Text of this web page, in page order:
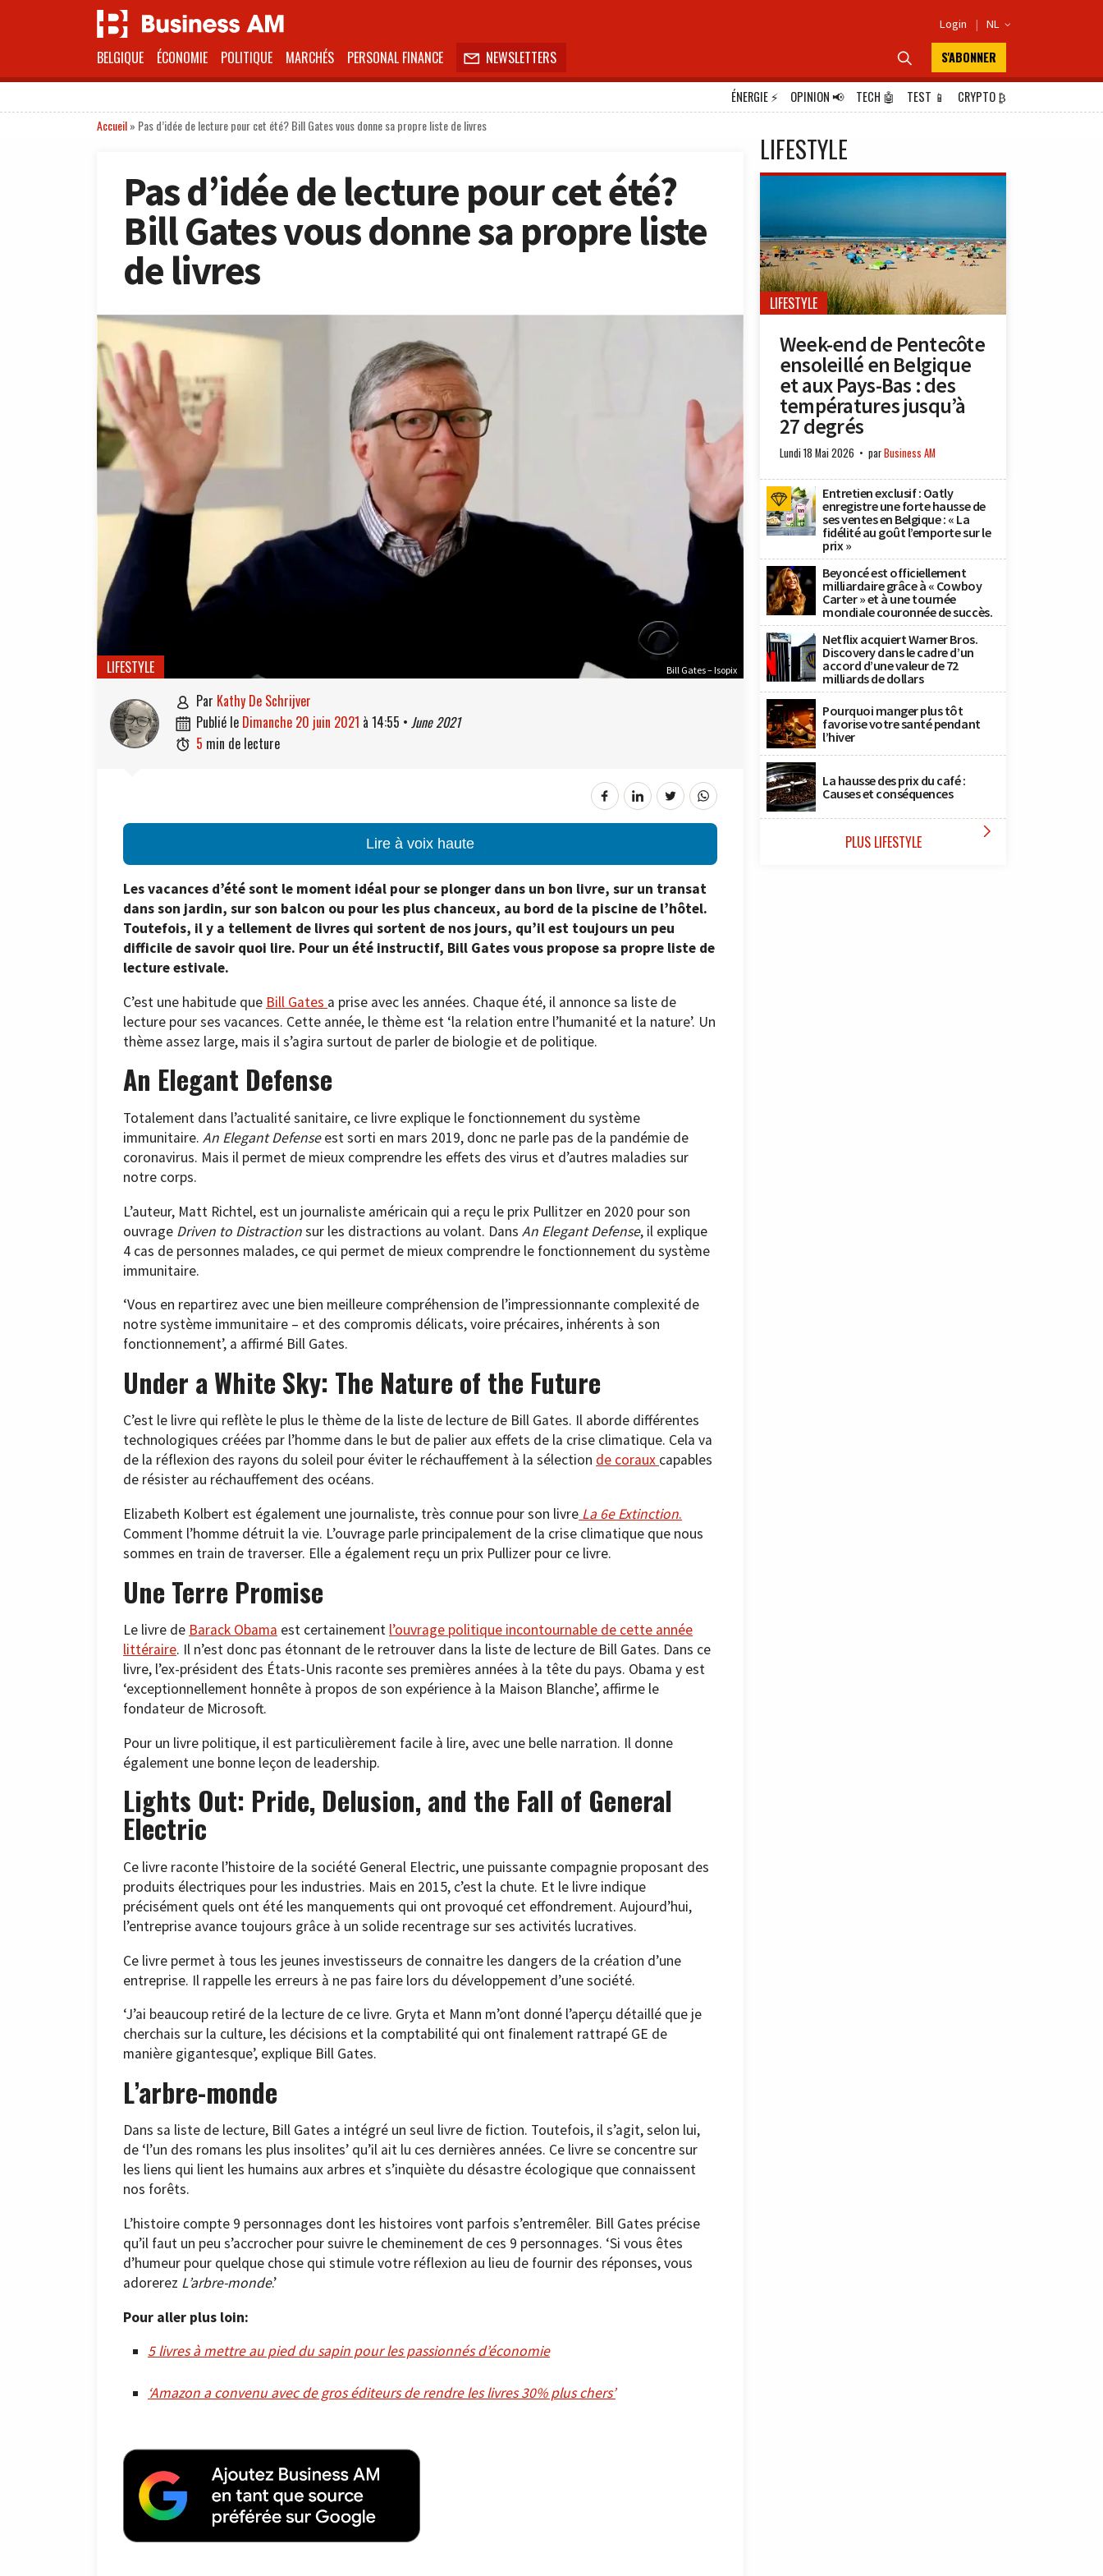
Login | NL 
BELGIQUE ÉCONOMIE POLITIQUE MARCHÉS PERSONAL FINANCE  NEWSLETTERS  S'ABONNER
ÉNERGIE⚡ OPINION📢 TECH 🤖 TEST 📱 CRYPTO₿
Accueil» Pas d’idée de lecture pour cet été? Bill Gates vous donne sa propre liste de livres
Pas d’idée de lecture pour cet été?
Bill Gates vous donne sa propre liste
de livres
Bill Gates – Isopix
LIFESTYLE
 par Kathy De Schrijver
 publié le dimanche 20 juin 2021 à 14:55 • June 2021
 5 min de lecture
Lire à voix haute
Les vacances d’été sont le moment idéal pour se plonger dans un bon livre, sur un transat
dans son jardin, sur son balcon ou pour les plus chanceux, au bord de la piscine de l’hôtel.
Toutefois, il y a tellement de livres qui sortent de nos jours, qu’il est toujours un peu
difficile de savoir quoi lire. Pour un été instructif, Bill Gates vous propose sa propre liste de
lecture estivale.
C’est une habitude que Bill Gates a prise avec les années. Chaque été, il annonce sa liste de
lecture pour ses vacances. Cette année, le thème est ‘la relation entre l’humanité et la nature’. Un
thème assez large, mais il s’agira surtout de parler de biologie et de politique.
An Elegant Defense
Totalement dans l’actualité sanitaire, ce livre explique le fonctionnement du système
immunitaire. An Elegant Defenseest sorti en mars 2019, donc ne parle pas de la pandémie de
coronavirus. Mais il permet de mieux comprendre les effets des virus et d’autres maladies sur
notre corps.
L’auteur, Matt Richtel, est un journaliste américain qui a reçu le prix Pullitzer en 2020 pour son
ouvrage Driven to Distractionsur les distractions au volant. Dans An Elegant Defense, il explique
4 cas de personnes malades, ce qui permet de mieux comprendre le fonctionnement du système
immunitaire.
‘Vous en repartirez avec une bien meilleure compréhension de l’impressionnante complexité de
notre système immunitaire – et des compromis délicats, voire précaires, inhérents à son
fonctionnement’, a affirmé Bill Gates.
Under a White Sky: The Nature of the Future
C’est le livre qui reflète le plus le thème de la liste de lecture de Bill Gates. Il aborde différentes
technologiques créées par l’homme dans le but de palier aux effets de la crise climatique. Cela va
de la réflexion des rayons du soleil pour éviter le réchauffement à la sélection de coraux capables
de résister au réchauffement des océans.
Elizabeth Kolbert est également une journaliste, très connue pour son livre La 6e Extinction.
Comment l’homme détruit la vie. L’ouvrage parle principalement de la crise climatique que nous
sommes en train de traverser. Elle a également reçu un prix Pullizer pour ce livre.
Une Terre Promise
Le livre de Barack Obama est certainement l’ouvrage politique incontournable de cette année
littéraire. Il n’est donc pas étonnant de le retrouver dans la liste de lecture de Bill Gates. Dans ce
livre, l’ex-président des États-Unis raconte ses premières années à la tête du pays. Obama y est
‘exceptionnellement honnête à propos de son expérience à la Maison Blanche’, affirme le
fondateur de Microsoft.
Pour un livre politique, il est particulièrement facile à lire, avec une belle narration. Il donne
également une bonne leçon de leadership.
Lights Out: Pride, Delusion, and the Fall of General
Electric
Ce livre raconte l’histoire de la société General Electric, une puissante compagnie proposant des
produits électriques pour les industries. Mais en 2015, c’est la chute. Et le livre indique
précisément quels ont été les manquements qui ont provoqué cet effondrement. Aujourd’hui,
l’entreprise avance toujours grâce à un solide recentrage sur ses activités lucratives.
Ce livre permet à tous les jeunes investisseurs de connaitre les dangers de la création d’une
entreprise. Il rappelle les erreurs à ne pas faire lors du développement d’une société.
‘J’ai beaucoup retiré de la lecture de ce livre. Gryta et Mann m’ont donné l’aperçu détaillé que je
cherchais sur la culture, les décisions et la comptabilité qui ont finalement rattrapé GE de
manière gigantesque’, explique Bill Gates.
L’arbre-monde
Dans sa liste de lecture, Bill Gates a intégré un seul livre de fiction. Toutefois, il s’agit, selon lui,
de ‘l’un des romans les plus insolites’ qu’il ait lu ces dernières années. Ce livre se concentre sur
les liens qui lient les humains aux arbres et s’inquiète du désastre écologique que connaissent
nos forêts.
L’histoire compte 9 personnages dont les histoires vont parfois s’entremêler. Bill Gates précise
qu’il faut un peu s’accrocher pour suivre le cheminement de ces 9 personnages. ‘Si vous êtes
d’humeur pour quelque chose qui stimule votre réflexion au lieu de fournir des réponses, vous
adorerez L’arbre-monde.’
Pour aller plus loin:
5 livres à mettre au pied du sapin pour les passionnés d’économie
‘Amazon a convenu avec de gros éditeurs de rendre les livres 30% plus chers’
LIFESTYLE
LIFESTYLE
Week-end de Pentecôte
ensoleillé en Belgique
et aux Pays-Bas : des
températures jusqu’à
27 degrés
Lundi 18 Mai 2026 parBusiness AM
Entretien exclusif : Oatly
enregistre une forte hausse de
ses ventes en Belgique : « La
fidélité au goût l’emporte sur le
prix »
Beyoncé est officiellement
milliardaire grâce à « Cowboy
Carter » et à une tournée
mondiale couronnée de succès.
Netflix acquiert Warner Bros.
Discovery dans le cadre d’un
accord d’une valeur de 72
milliards de dollars
Pourquoi manger plus tôt
favorise votre santé pendant
l’hiver
La hausse des prix du café :
Causes et conséquences
PLUS LIFESTYLE 